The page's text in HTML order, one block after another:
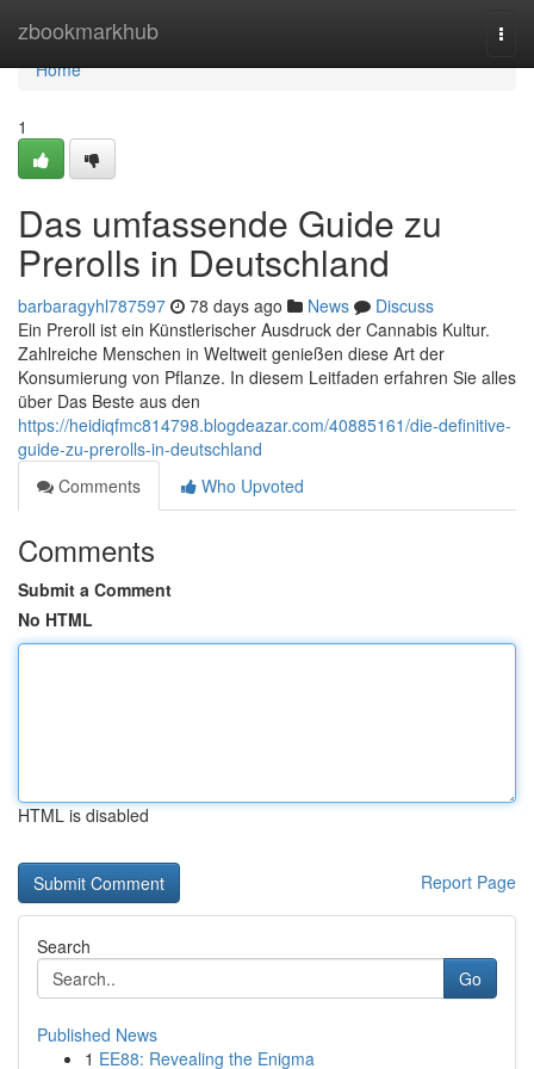
zbookmarkhub
Home
Home
1
Das umfassende Guide zu
Prerolls in Deutschland
barbaragyhl787597 78 days ago News
Discuss
Ein Preroll ist ein Künstlerischer Ausdruck der Cannabis Kultur.
Zahlreiche Menschen in Weltweit genießen diese Art der
Konsumierung von Pflanze. In diesem Leitfaden erfahren Sie alles
über Das Beste aus den
https://heidiqfmc814798.blogdeazar.com/40885161/die-definitive-
guide-zu-prerolls-in-deutschland
Comments
Who Upvoted
Comments
Submit a Comment
No HTML
HTML is disabled
Report Page
Search
Go
Published News
1 EE88: Revealing the Enigma